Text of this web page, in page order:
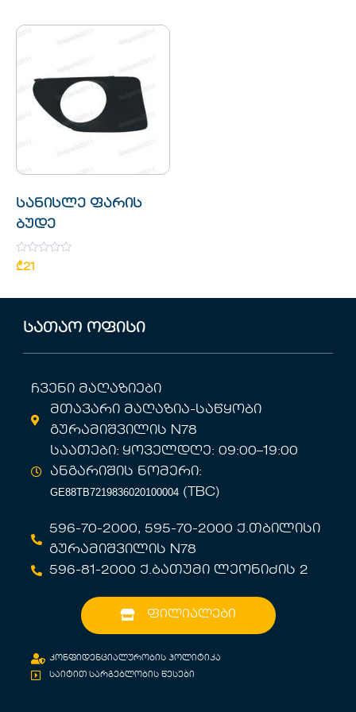
სანისლე ფარის
ბუდე
Rated
0
₾21
სათაო ოფისი
ჩვენი მაღაზიები
მთავარი მაღაზია-საწყობი
გურამიშვილის N78
საათები: ყოველდღე: 09:00–19:00
ანგარიშის ნომერი:
GE88TB7219836020100004(TBC)
596-70-2000, 595-70-2000 ქ.თბილისი
გურამიშვილის N78
596-81-2000 ქ.ბათუმი ლეონიძის 2
ფილიალები
კონფიდენციალურობის პოლიტიკა
საიტით სარგებლობის წესები